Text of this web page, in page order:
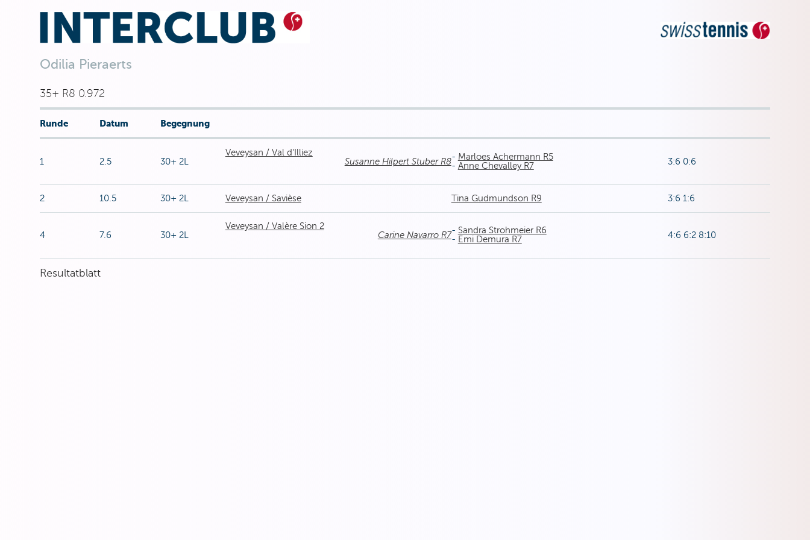
Odilia Pieraerts
35+ R8 0.972
Runde Datum Begegnung
1 2.5 30+ 2L
Veveysan / Val d'Illiez
Susanne Hilpert Stuber R8- Marloes Achermann R5
- Anne Chevalley R7 3:6 0:6
2 10.5 30+ 2L Veveysan / Savièse Tina Gudmundson R9 3:6 1:6
4 7.6 30+ 2L
Veveysan / Valère Sion 2
Carine Navarro R7- Sandra Strohmeier R6
- Emi Demura R7 4:6 6:2 8:10
Resultatblatt